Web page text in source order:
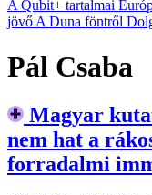
A Qubit+ tartalmai
jövő A Duna föntről
Pál Csaba
Magyar
nem hat a
forradalmi